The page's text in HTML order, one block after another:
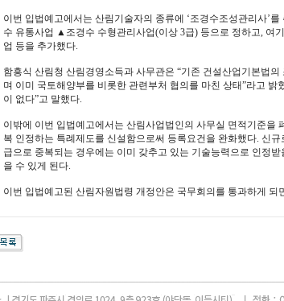
이번 입법예고에서는 산림기술자의 종류에 ‘조경수조성관리사
수 유통사업 ▲조경수 수형관리사업(이상 3급) 등으로 정하고,
업 등을 추가했다.
함흥식 산림청 산림경영소득과 사무관은 “기존 건설산업기본법
며 이미 국토해양부를 비롯한 관련부처 협의를 마친 상태”라고
이 없다”고 말했다.
이밖에 이번 입법예고에서는 산림사업법인의 사무실 면적기준을
복 인정하는 특례제도를 신설함으로써 등록요건을 완화했다. 신
급으로 중복되는 경우에는 이미 갖추고 있는 기술능력으로 인정
을 수 있게 된다.
이번 입법예고된 산림자원법령 개정안은 국무회의를 통과하게 되